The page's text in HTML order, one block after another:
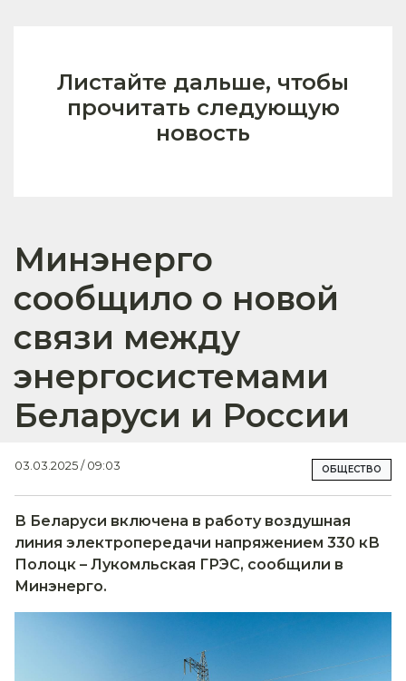
Листайте дальше, чтобы
прочитать следующую
новость
Минэнерго
сообщило о новой
связи между
энергосистемами
Беларуси и России
03.03.2025 / 09:03 ОБЩЕСТВО
В Беларуси включена в работу воздушная
линия электропередачи напряжением 330 кВ
Полоцк – Лукомльская ГРЭС, сообщили в
Минэнерго.